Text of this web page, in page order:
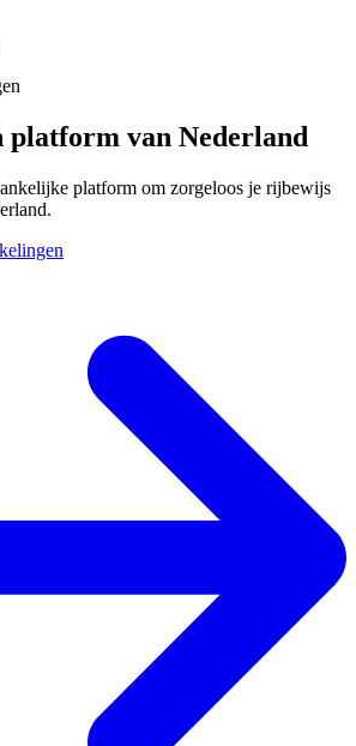
platform van Nederland
platform om zorgeloos je rijbewijs